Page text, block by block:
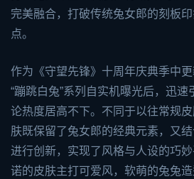
完美融合，打破传统兔女郎的刻板
点。
作为《守望先锋》十周年庆典季中更
“蹦跳白兔”系列自实机曝光后，迅
论热度居高不下。不同于以往常规
肤既保留了兔女郎的经典元素，又
进行创新，实现了风格与人设的巧
诺的皮肤主打可爱风，软萌的兔兔